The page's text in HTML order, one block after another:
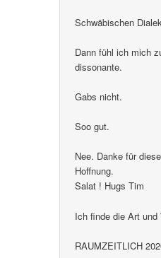
Schwäbischen
Dann fühl ich mich
dissonante.
Gabs nicht.
Soo gut.
Nee. Danke für
Hoffnung.
Salat ! Hugs Tim
Ich finde die Art und
RAUMZEITLICH